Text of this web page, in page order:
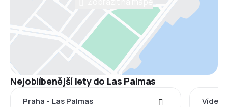
Nejoblíbenější lety do Las Palmas
Praha - Las Palmas Vídeň